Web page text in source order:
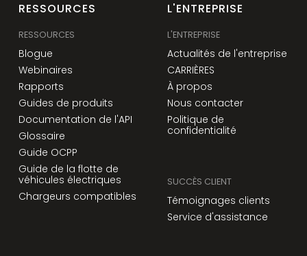
RESSOURCES
RESSOURCES
Blogue
Webinaires
Rapports
Guides de produits
Documentation de l'API
Glossaire
Guide OCPP
Guide de la flotte de
véhicules électriques
Chargeurs compatibles
L'ENTREPRISE
L'ENTREPRISE
Actualités de l'entreprise
CARRIÈRES
À propos
Nous contacter
Politique de
confidentialité
SUCCÈS CLIENT
Témoignages clients
Service d'assistance